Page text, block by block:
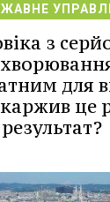
з
для
це